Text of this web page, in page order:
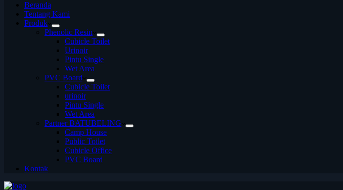
Beranda
Tentang Kami
Produk
Phenolic Resin
Cubicle Toilet
Urinoir
Pintu Single
Wet Area
PVC Board
Cubicle Toilet
urinoir
Pintu Single
Wet Area
Partner BATUBELING
Camp House
Public Toilet
Cubicle Office
PVC Board
Kontak